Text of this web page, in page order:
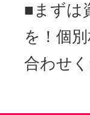
■まずは
を！個
合わせく